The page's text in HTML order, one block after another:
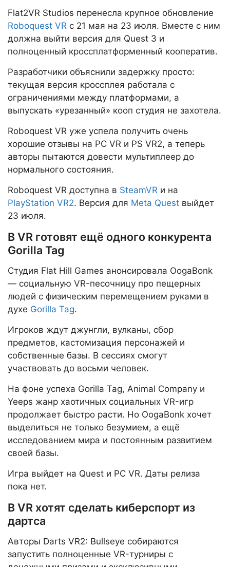
Flat2VR Studios перенесла крупное обновление
Roboquest VR с 21 мая на 23 июля. Вместе с ним
должна выйти версия для Quest 3 и
полноценный кроссплатформенный кооператив.
Разработчики объяснили задержку просто:
текущая версия кроссплея работала с
ограничениями между платформами, а
выпускать «урезанный» кооп студия не захотела.
Roboquest VR уже успела получить очень
хорошие отзывы на PC VR и PS VR2, а теперь
авторы пытаются довести мультиплеер до
нормального состояния.
Roboquest VR доступна в SteamVR и на
PlayStation VR2. Версия для Meta Quest выйдет
23 июля.
В VR готовят ещё одного конкурента
Gorilla Tag
Студия Flat Hill Games анонсировала OogaBonk
— социальную VR-песочницу про пещерных
людей с физическим перемещением руками в
духе Gorilla Tag.
Игроков ждут джунгли, вулканы, сбор
предметов, кастомизация персонажей и
собственные базы. В сессиях смогут
участвовать до восьми человек.
На фоне успеха Gorilla Tag, Animal Company и
Yeeps жанр хаотичных социальных VR-игр
продолжает быстро расти. Но OogaBonk хочет
выделиться не только безумием, а ещё
исследованием мира и постоянным развитием
своей базы.
Игра выйдет на Quest и PC VR. Даты релиза
пока нет.
В VR хотят сделать киберспорт из
дартса
Авторы Darts VR2: Bullseye собираются
запустить полноценные VR-турниры с